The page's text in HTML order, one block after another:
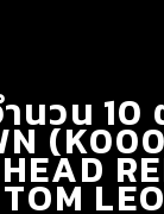
นวน 10